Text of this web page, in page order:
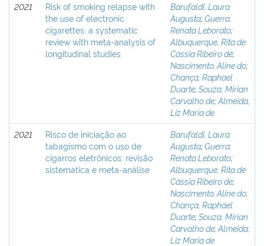
2021
Risk of smoking relapse with
the use of electronic
cigarettes: a systematic
review with meta-analysis of
longitudinal studies
Barufaldi, Laura
Augusta;Guerra,
Renata Leborato;
Albuquerque, Rita de
Cássia Ribeiro de;
Nascimento, Aline do;
Chança, Raphael
Duarte;Souza, Mirian
Carvalho de;Almeida,
Liz Maria de
2021
Risco de iniciação ao
tabagismo com o uso de
cigarros eletrônicos: revisão
sistemática e meta-análise
Barufaldi, Laura
Augusta;Guerra,
Renata Leborato;
Albuquerque, Rita de
Cássia Ribeiro de;
Nascimento, Aline do;
Chança, Raphael
Duarte;Souza, Mirian
Carvalho de;Almeida,
Liz Maria de